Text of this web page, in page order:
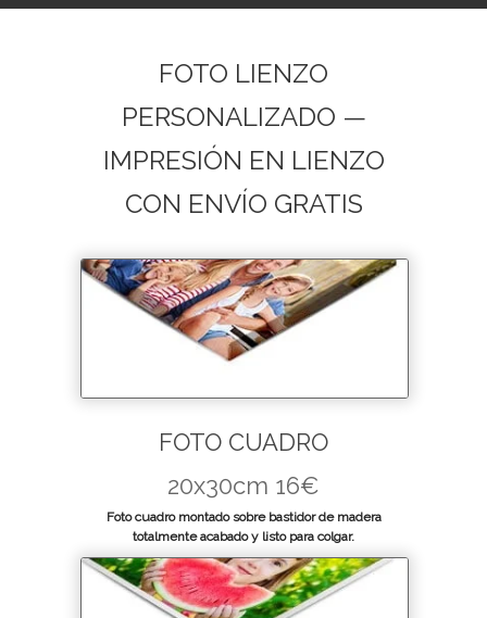
FOTO LIENZO
PERSONALIZADO —
IMPRESIÓN EN LIENZO
CON ENVÍO GRATIS
FOTO CUADRO
20x30cm 16€
Foto cuadro montado sobre bastidor de madera
totalmente acabado y listo para colgar.